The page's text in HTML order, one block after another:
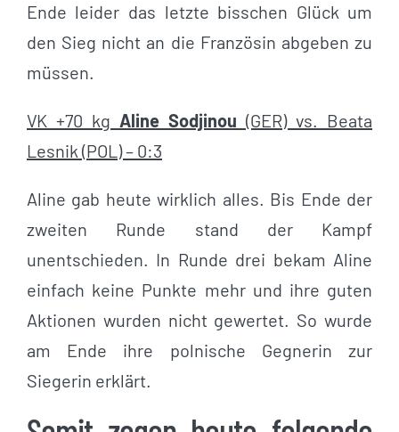
Ende leider das letzte bisschen Glück um
den Sieg nicht an die Französin abgeben zu
müssen.
VK +70 kg Aline Sodjinou (GER) vs. Beata
Lesnik (POL) – 0:3
Aline gab heute wirklich alles. Bis Ende der
zweiten Runde stand der Kampf
unentschieden. In Runde drei bekam Aline
einfach keine Punkte mehr und ihre guten
Aktionen wurden nicht gewertet. So wurde
am Ende ihre polnische Gegnerin zur
Siegerin erklärt.